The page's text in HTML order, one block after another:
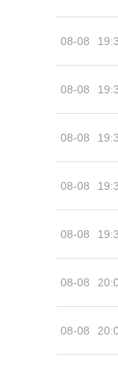
08-08
08-08
08-08
08-08
08-08
08-08
08-08